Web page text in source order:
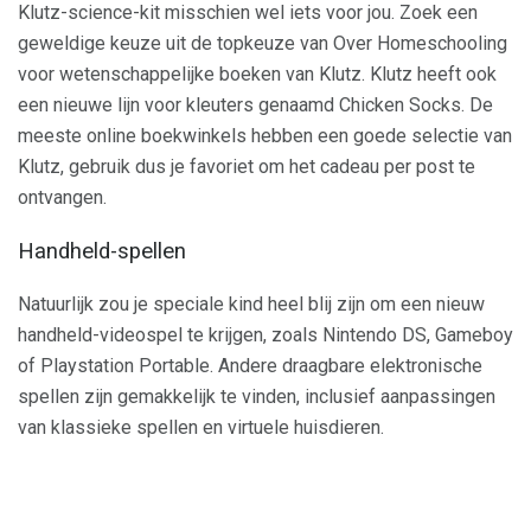
Klutz-science-kit misschien wel iets voor jou. Zoek een
geweldige keuze uit de topkeuze van Over Homeschooling
voor wetenschappelijke boeken van Klutz. Klutz heeft ook
een nieuwe lijn voor kleuters genaamd Chicken Socks. De
meeste online boekwinkels hebben een goede selectie van
Klutz, gebruik dus je favoriet om het cadeau per post te
ontvangen.
Handheld-spellen
Natuurlijk zou je speciale kind heel blij zijn om een ​​nieuw
handheld-videospel te krijgen, zoals Nintendo DS, Gameboy
of Playstation Portable. Andere draagbare elektronische
spellen zijn gemakkelijk te vinden, inclusief aanpassingen
van klassieke spellen en virtuele huisdieren.